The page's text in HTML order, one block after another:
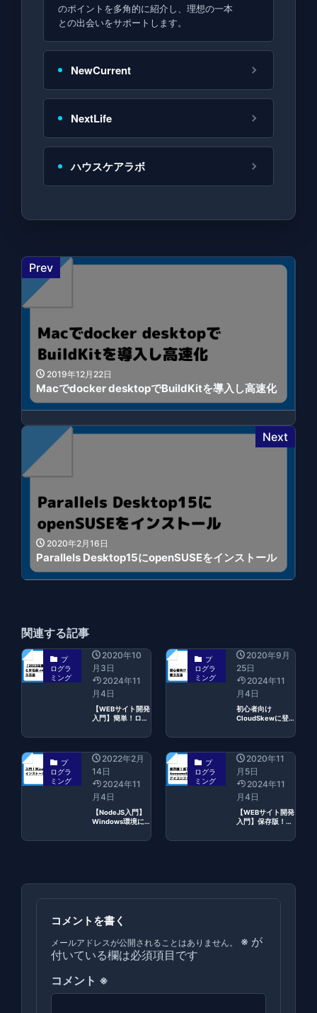
のポイントを多角的に紹介し、理想の一本
との出会いをサポートします。
NewCurrent
NextLife
ハウスケアラボ
Prev
2019年12月22日
Macでdocker desktopでBuildKitを導入し高速化
Next
2020年2月16日
Parallels Desktop15にopenSUSEをインストール
関連する記事
プ
ログラ
ミング
2020年10
月3日
2024年11
月4日
【WEBサイト開発
入門】簡単！ロリ
前.comで独自ド
プ
ログラ
ミング
2020年9月
25日
2024年11
月4日
初心者向け
CloudSkewに登
プ
ログラ
ミング
2022年2月
14日
2024年11
月4日
【NodeJS入門】
Windows環境に
トール
プ
ログラ
ミング
2020年11
月5日
2024年11
月4日
【WEBサイト開発
入門】保存版！誰
Awesome5の使い
コメントを書く
メールアドレスが公開されることはありません。 ※ が
付いている欄は必須項目です
コメント ※